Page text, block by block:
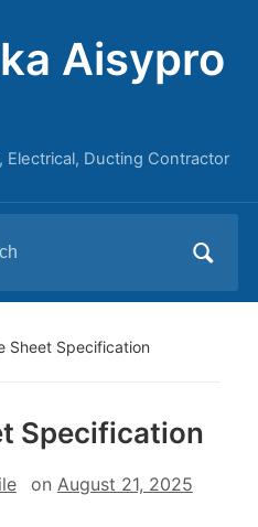
Aisypro
Ducting Contractor
Sheet Specification
Specification
on August 21, 2025